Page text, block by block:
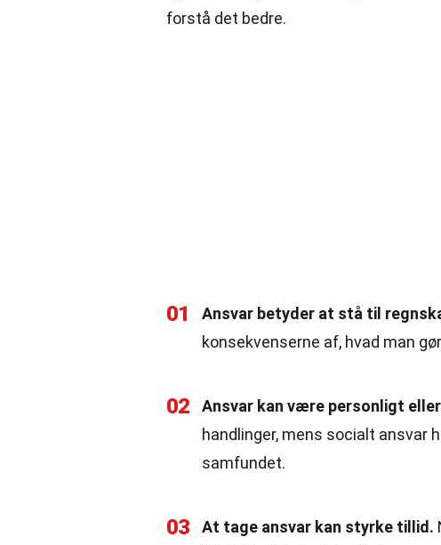
forstå det bedre.
01 Ansvar betyder at stå til
konsekvenserne af, hvad man
02 Ansvar kan være personligt
handlinger, mens socialt ansvar
samfundet.
03 At tage ansvar kan styrke tillid.